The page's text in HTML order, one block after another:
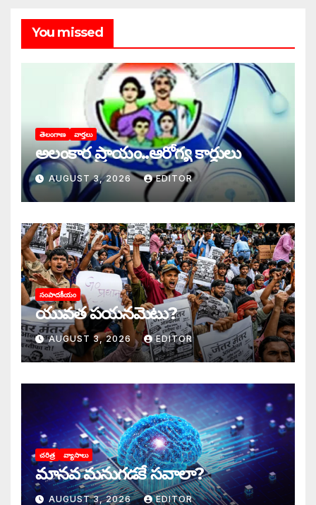
You missed
తెలంగాణ వార్తలు
అలంకార ప్రాయం..ఆరోగ్య కార్డులు
AUGUST 3, 2026 EDITOR
సంపాదకీయం
యువత పయనమెటు?
AUGUST 3, 2026 EDITOR
చరిత్ర వ్యాసాలు
మానవ మనుగడకే సవాలా?
AUGUST 3, 2026 EDITOR